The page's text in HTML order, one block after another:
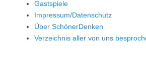
Gastspiele
Impressum/Datenschutz
Über SchönerDenken
Verzeichnis aller von uns